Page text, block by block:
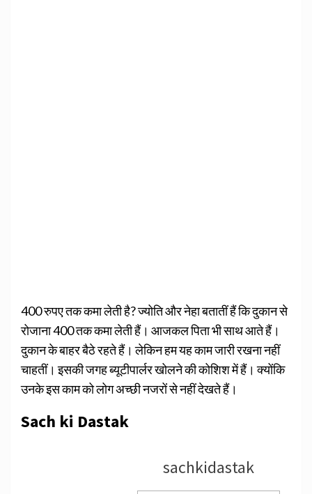
400 रुपए तक कमा लेती है? ज्योति और नेहा बतातीं हैं कि दुकान से
रोजाना 400 तक कमा लेती हैं। आजकल पिता भी साथ आते हैं।
दुकान के बाहर बैठे रहते हैं। लेकिन हम यह काम जारी रखना नहीं
चाहतीं। इसकी जगह ब्यूटीपार्लर खोलने की कोशिश में हैं। क्‍योंकि
उनके इस काम को लोग अच्‍छी नजरों से न‍हीं देखते हैं।
Sach ki Dastak
sachkidastak